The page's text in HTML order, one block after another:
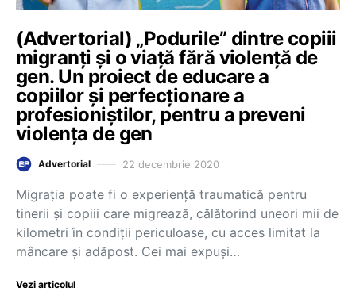
(Advertorial) „Podurile” dintre copiii
migranți și o viață fără violență de
gen. Un proiect de educare a
copiilor și perfecționare a
profesioniștilor, pentru a preveni
violența de gen
Advertorial 22 decembrie 2020
Migrația poate fi o experiență traumatică pentru
tinerii și copiii care migrează, călătorind uneori mii de
kilometri în condiții periculoase, cu acces limitat la
mâncare și adăpost. Cei mai expuși…
Vezi articolul